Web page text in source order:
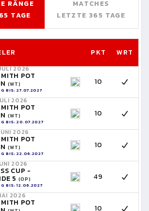
RÄNGE
TAGE
MATCHES
LETZTE 365 TAGE
PKT WRT
2026
POT
(WT)
BIS: 27.07.2027
10
2026
POT
(WT)
BIS: 20.07.2027
10
2026
POT
(WT)
BIS: 22.06.2027
10
2026
CUP -
5 (OP)
BIS: 12.06.2027
49
2026
POT
10